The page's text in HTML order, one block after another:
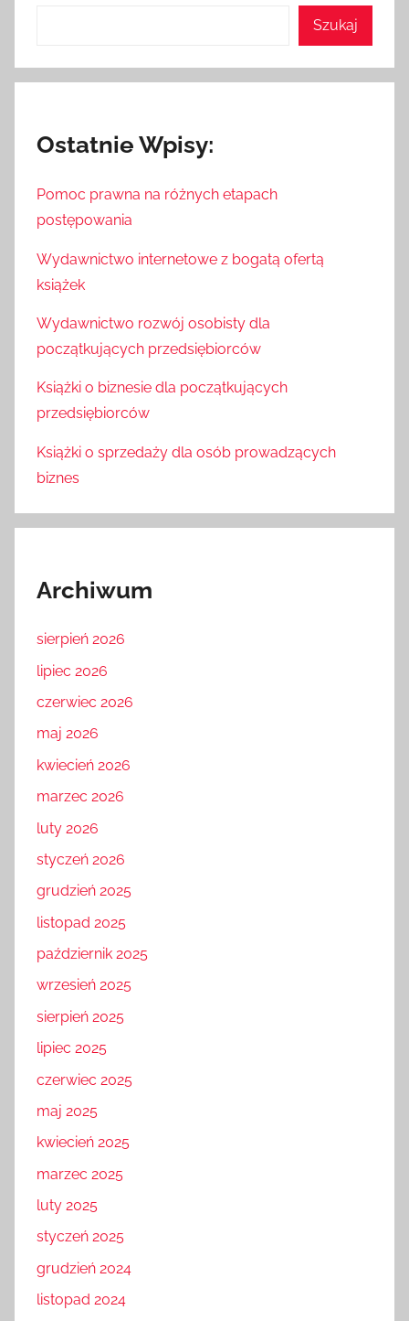
Szukaj
Ostatnie Wpisy:
Pomoc prawna na różnych etapach
postępowania
Wydawnictwo internetowe z bogatą ofertą
książek
Wydawnictwo rozwój osobisty dla
początkujących przedsiębiorców
Książki o biznesie dla początkujących
przedsiębiorców
Książki o sprzedaży dla osób prowadzących
biznes
Archiwum
sierpień 2026
lipiec 2026
czerwiec 2026
maj 2026
kwiecień 2026
marzec 2026
luty 2026
styczeń 2026
grudzień 2025
listopad 2025
październik 2025
wrzesień 2025
sierpień 2025
lipiec 2025
czerwiec 2025
maj 2025
kwiecień 2025
marzec 2025
luty 2025
styczeń 2025
grudzień 2024
listopad 2024